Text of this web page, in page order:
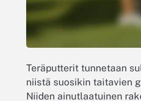
Teräputterit tunnetaan
niistä suosikin taitavien
Niiden ainutlaatuinen